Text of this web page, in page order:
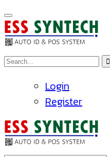
Login
Register